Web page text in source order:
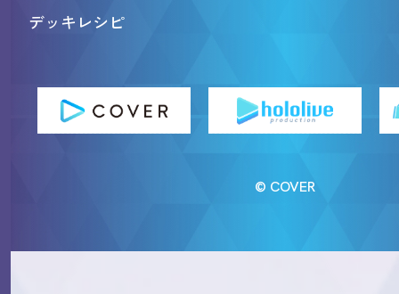
デッキレシピ
© COVER